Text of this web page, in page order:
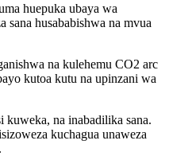
huepuka ubaya wa
husababishwa na mvua
na kulehemu CO2 arc
kutoa kutu na upinzani wa
na inabadilika sana.
kuchagua unaweza